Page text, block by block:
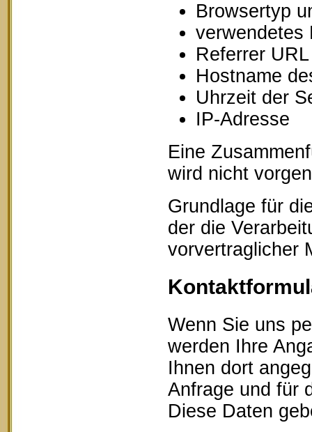
Browsertyp
verwendetes
Referrer URL
Hostname
Uhrzeit der
IP-Adresse
Eine
wird nicht
Grundlage für
der die
vorvertraglicher
Wenn Sie uns
werden Ihre
Ihnen dort
Anfrage und für
Diese Daten